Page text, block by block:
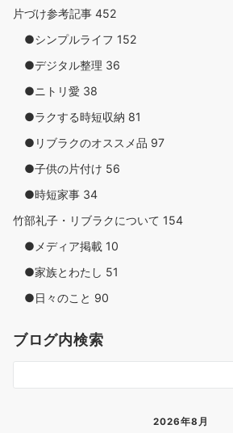
片づけ参考記事 452
●シンプルライフ 152
●デジタル整理 36
●ニトリ愛 38
●ラクする時短収納 81
●リブラクのオススメ品 97
●子供の片付け 56
●時短家事 34
竹部礼子・リブラクについて 154
●メディア掲載 10
●家族とわたし 51
●日々のこと 90
ブログ内検索
2026年8月